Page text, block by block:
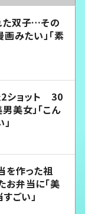
た双子…その
みたい」「素
ショット 30
美女」「こん
を作った祖
弁当に「美
ごい」